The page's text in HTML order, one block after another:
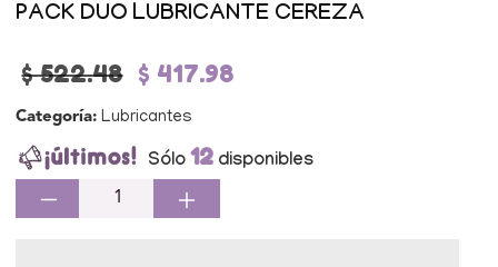
PACK DUO LUBRICANTE CEREZA
Precio
habitual
$ 522.48
Precio
de
oferta
$ 417.98
Categoría: Lubricantes
Sólo 12 disponibles
Reducir Aumentar